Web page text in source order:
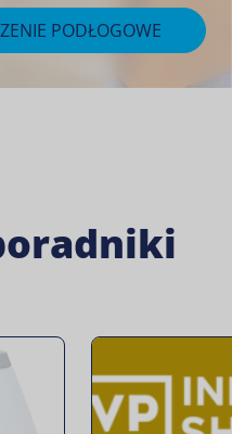
PODŁOGOWE